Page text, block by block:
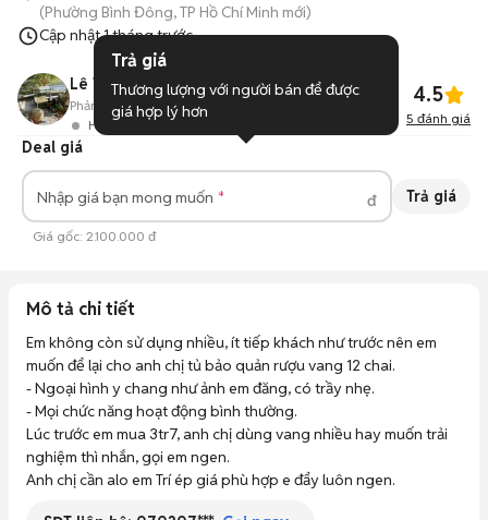
(Phường Bình Đông, TP Hồ Chí Minh mới)
Cập nhật1 tháng trước
Lê Trí
Hoạt động 7 giờ trước
Phản hồi: 83%18Đã bán 4.5
5 đánh giá
Deal giá
Nhập giá bạn mong muốn đ Trả giá
Giá gốc: 2.100.000 đ
Mô tả chi tiết
Em không còn sử dụng nhiều, ít tiếp khách như trước nên em
muốn để lại cho anh chị tủ bảo quản rượu vang 12 chai.
- Ngoại hình y chang như ảnh em đăng, có trầy nhẹ.
- Mọi chức năng hoạt động bình thường.
Lúc trước em mua 3tr7, anh chị dùng vang nhiều hay muốn trải
nghiệm thì nhắn, gọi em ngen.
Anh chị cần alo em Trí ép giá phù hợp e đẩy luôn ngen.
Trả giá
Thương lượng với người bán để được
giá hợp lý hơn